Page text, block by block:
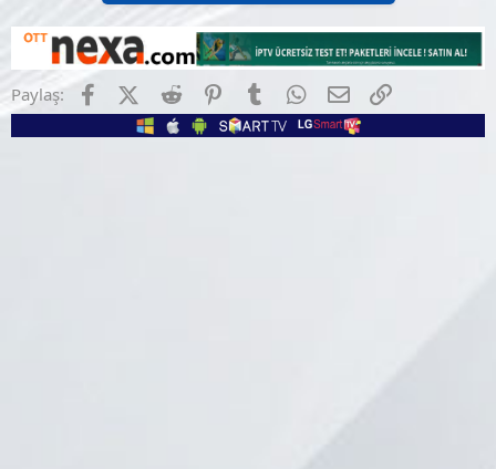
Paylaş: FacebookX (Twitter)
Reddit PinterestTumblr WhatsApp
E-posta